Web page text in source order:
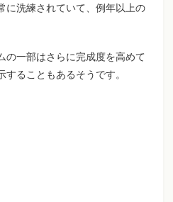
に洗練されていて、例年以上の
の一部はさらに完成度を高めて
ることもあるそうです。